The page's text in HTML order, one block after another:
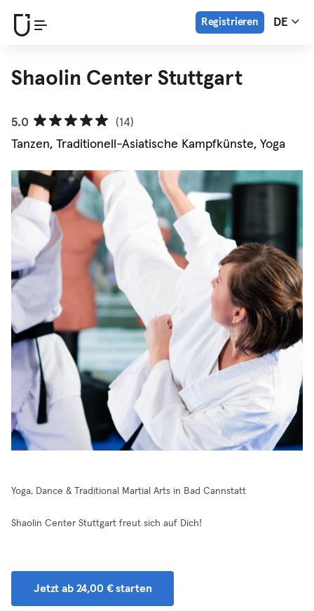
Registrieren DE
Shaolin Center Stuttgart
5.0
(14)
Tanzen, Traditionell-Asiatische Kampfkünste, Yoga
Yoga, Dance & Traditional Martial Arts in Bad Cannstatt
Shaolin Center Stuttgart freut sich auf Dich!
Jetzt ab 24,00 € starten